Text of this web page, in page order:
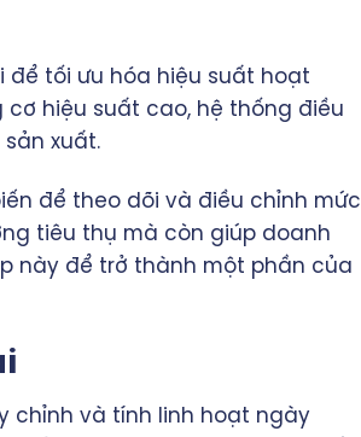
tối ưu hóa hiệu suất hoạt
hiệu suất cao, hệ thống điều
xuất.
để theo dõi và điều chỉnh mức
tiêu thụ mà còn giúp doanh
này để trở thành một phần của
chỉnh và tính linh hoạt ngày